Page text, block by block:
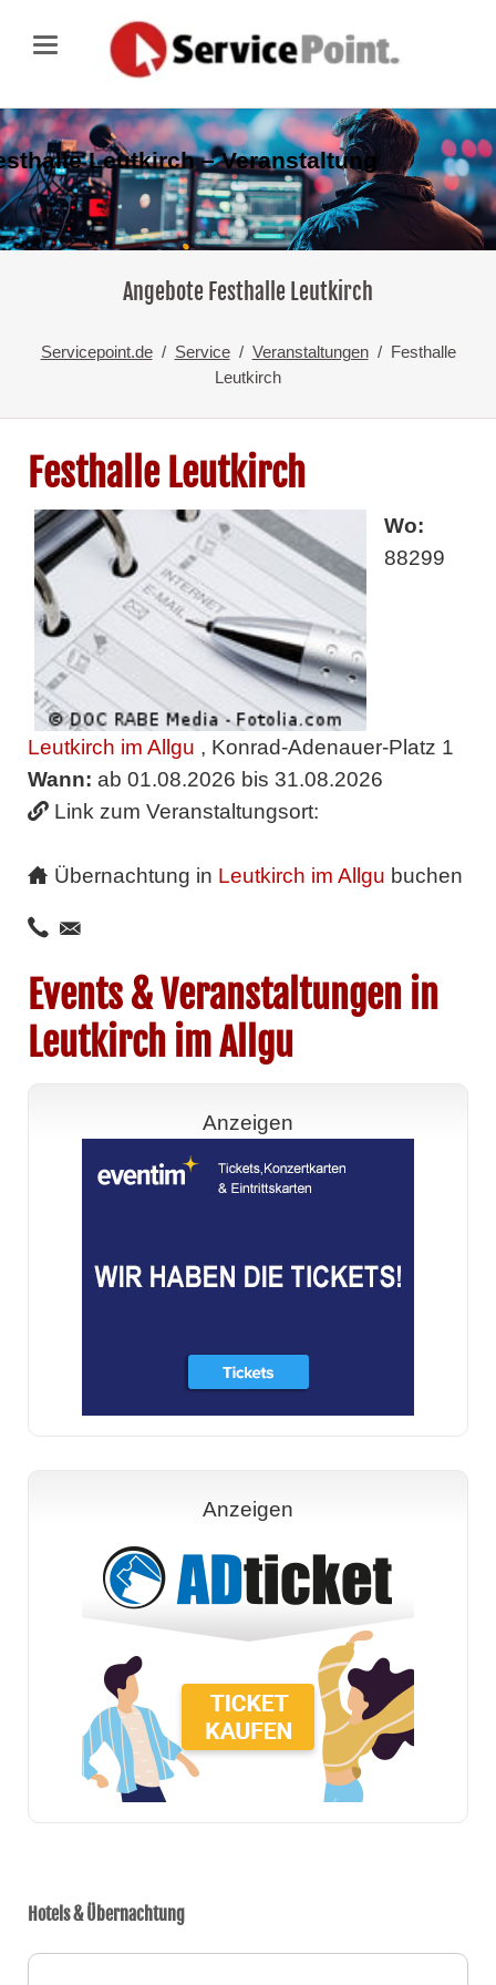
Leutkirch – Veranstaltung
Angebote Festhalle Leutkirch
Servicepoint.de Service Veranstaltungen
Festhalle
Leutkirch
Festhalle Leutkirch
Wo:
88299
Leutkirch im Allgu , Konrad-Adenauer-Platz 1
Wann: ab 01.08.2026 bis 31.08.2026
Link zum Veranstaltungsort:
Übernachtung in Leutkirch im Allgu buchen
Events & Veranstaltungen in
Leutkirch im Allgu
Anzeigen
Anzeigen
Hotels & Übernachtung